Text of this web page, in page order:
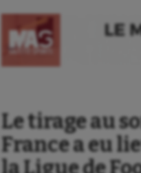
Aéronautique
Athlétisme
Aviron
Balle à la main
Le tirage au
France a eu